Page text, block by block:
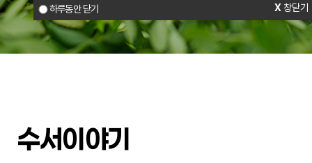
수서이야기
하루동안 닫기 창닫기